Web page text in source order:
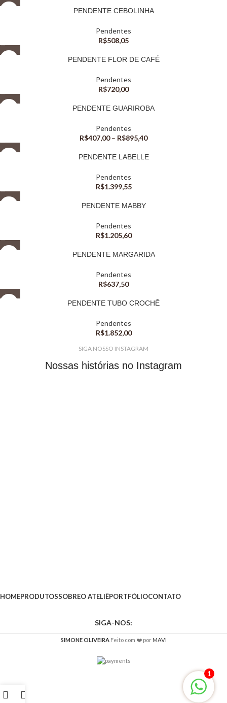
PENDENTE CEBOLINHA
Pendentes
R$508,05
PENDENTE FLOR DE CAFÉ
Pendentes
R$720,00
PENDENTE GUARIROBA
Pendentes
R$407,00 – R$895,40
PENDENTE LABELLE
Pendentes
R$1.399,55
PENDENTE MABBY
Pendentes
R$1.205,60
PENDENTE MARGARIDA
Pendentes
R$637,50
PENDENTE TUBO CROCHÊ
Pendentes
R$1.852,00
SIGA NOSSO INSTAGRAM
Nossas histórias no Instagram
HOMEPRODUTOSSOBREO ATELIÊPORTFÓLIOCONTATO
SIGA-NOS:
SIMONE OLIVEIRA Feito com ❤️ por MAVI
1